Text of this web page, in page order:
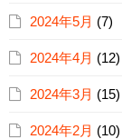
2024年5月 (7)
2024年4月 (12)
2024年3月 (15)
2024年2月 (10)